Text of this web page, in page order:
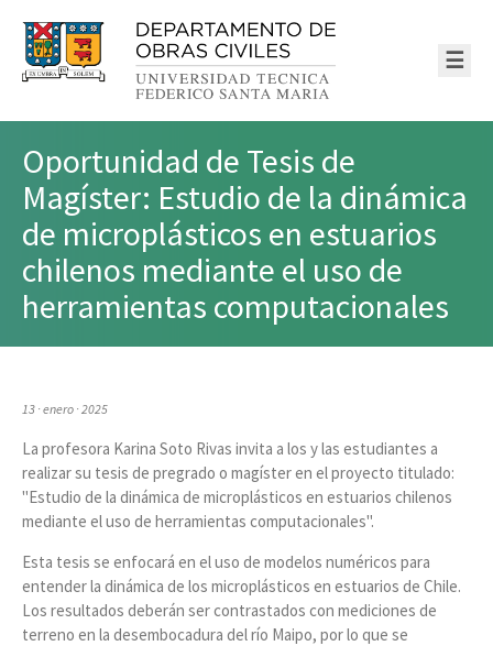
☰
Oportunidad de Tesis de
Magíster: Estudio de la dinámica
de microplásticos en estuarios
chilenos mediante el uso de
herramientas computacionales
13 · enero · 2025
La profesora Karina Soto Rivas invita a los y las estudiantes a
realizar su tesis de pregrado o magíster en el proyecto titulado:
"Estudio de la dinámica de microplásticos en estuarios chilenos
mediante el uso de herramientas computacionales".
Esta tesis se enfocará en el uso de modelos numéricos para
entender la dinámica de los microplásticos en estuarios de Chile.
Los resultados deberán ser contrastados con mediciones de
terreno en la desembocadura del río Maipo, por lo que se